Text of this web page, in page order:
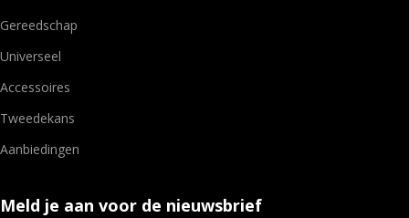
Gereedschap
Universeel
Accessoires
Tweedekans
Aanbiedingen
Meld je aan voor de nieuwsbrief